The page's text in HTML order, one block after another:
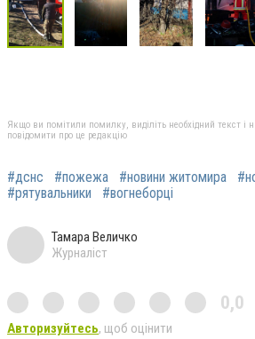
Якщо ви помітили помилку, виділіть необхідний текст і
повідомити про це редакцію
#дснс #пожежа #новини житомира
#рятувальники
#вогнеборці
Тамара Величко
Журналіст
0,0
Авторизуйтесь, щоб оцінити